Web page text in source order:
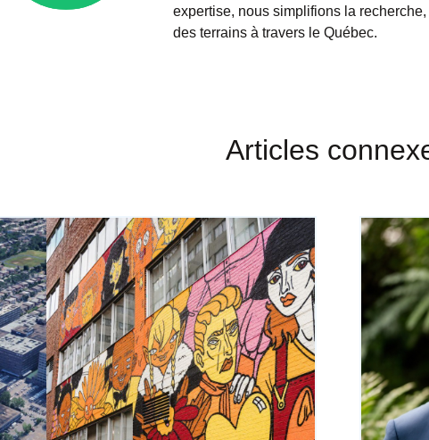
expertise, nous simplifions la
des terrains à travers le Québec.
Articles